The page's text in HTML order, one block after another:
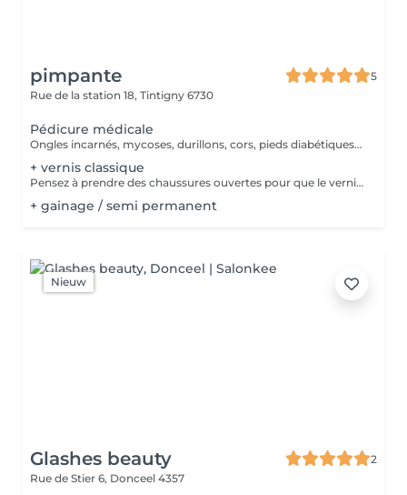
pimpante
5
Rue de la station 18, Tintigny 6730
Pédicure médicale
Ongles incarnés, mycoses, durillons, cors, pieds diabétiques, ect... Traiter et soigner
+ vernis classique
Pensez à prendre des chaussures ouvertes pour que le vernis sèche (même en hiver)
+ gainage / semi permanent
Nieuw
Glashes beauty
2
Rue de Stier 6, Donceel 4357